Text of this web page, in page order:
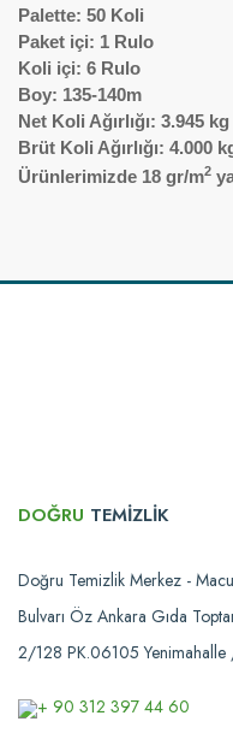
Palette: 50 Koli
Paket içi: 1 Rulo
Koli içi: 6 Rulo
Boy: 135-140m
Net Koli Ağırlığı: 3.945 kg
Brüt Koli Ağırlığı: 4.000
Ürünlerimizde 18 gr/m2
DOĞRU TEMİZLİK
Doğru Temizlik Merkez -
Bulvarı Öz Ankara Gıda
2/128 PK.06105
+ 90 312 397 44 60